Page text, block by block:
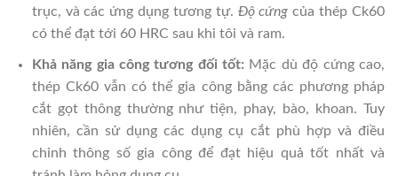
trục, và các ứng dụng tương tự. Độ cứng của thép Ck60
có thể đạt tới 60 HRC sau khi tôi và ram.
Khả năng gia công tương đối tốt: Mặc dù độ cứng cao,
thép Ck60 vẫn có thể gia công bằng các phương pháp
cắt gọt thông thường như tiện, phay, bào, khoan. Tuy
nhiên, cần sử dụng các dụng cụ cắt phù hợp và điều
chỉnh thông số gia công để đạt hiệu quả tốt nhất và